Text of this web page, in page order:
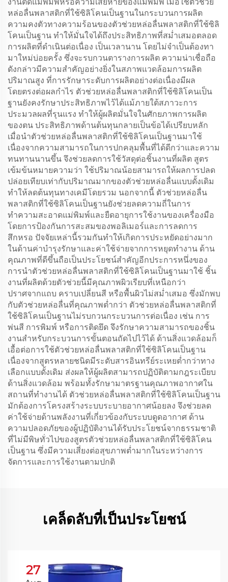
หล่อลื่นพลาสติกที่ใช้ซิลิโคนเป็นฐานในกระบวนการผลิต
ความคงตัวทางความร้อนของตัวช่วยหล่อลื่นพลาสติกที่ใช้ซิลิ
โคนเป็นฐาน ทำให้มั่นใจได้ถึงประสิทธิภาพที่สม่ำเสมอตลอด
การผลิตที่ดำเนินต่อเนื่อง เป็นเวลานาน โดยไม่จำเป็นต้องทา
มาใหม่บ่อยครั้ง ซึ่งจะรบกวนตารางการผลิต ความน่าเชื่อถือ
ดังกล่าวมีความสำคัญอย่างยิ่งในสภาพแวดล้อมการผลิต
ปริมาณสูง ที่การรักษาระดับการผลิตอย่างต่อเนื่องมีผล
โดยตรงต่อผลกำไร ตัวช่วยหล่อลื่นพลาสติกที่ใช้ซิลิโคนเป็น
ฐานยังคงรักษาประสิทธิภาพไว้ได้แม้ภายใต้สภาวะการ
ประมวลผลที่รุนแรง ทำให้ผู้ผลิตมั่นใจในศักยภาพการผลิต
ของตน ประสิทธิภาพด้านต้นทุนกลายเป็นข้อได้เปรียบหลัก
เมื่อนำตัวช่วยหล่อลื่นพลาสติกที่ใช้ซิลิโคนเป็นฐานมาใช้
เนื่องจากความสามารถในการปกคลุมพื้นที่ได้ดีกว่าและความ
ทนทานนานขึ้น จึงช่วยลดการใช้วัสดุต่อชิ้นงานที่ผลิต สูตร
เข้มข้นหมายความว่า ใช้ปริมาณน้อยสามารถให้ผลการปลด
ปล่อยเทียบเท่ากับปริมาณมากของตัวช่วยหล่อลื่นแบบดั้งเดิม
ทำให้ลดต้นทุนทางเคมีโดยรวม นอกจากนี้ ตัวช่วยหล่อลื่น
พลาสติกที่ใช้ซิลิโคนเป็นฐานยังช่วยลดความถี่ในการ
ทำความสะอาดแม่พิมพ์และยืดอายุการใช้งานของเครื่องมือ
โดยการป้องกันการสะสมของพอลิเมอร์และการลดการ
สึกหรอ ปัจจัยเหล่านี้รวมกันทำให้เกิดการประหยัดอย่างมาก
ในด้านค่าบำรุงรักษาและค่าใช้จ่ายจากการหยุดทำงาน ด้าน
คุณภาพที่ดีขึ้นถือเป็นประโยชน์สำคัญอีกประการหนึ่งของ
การนำตัวช่วยหล่อลื่นพลาสติกที่ใช้ซิลิโคนเป็นฐานมาใช้ ชิ้น
งานที่ผลิตด้วยตัวช่วยนี้มีคุณภาพผิวเรียบที่เหนือกว่า
ปราศจากแถบ คราบเปลี่ยนสี หรือพื้นผิวไม่สม่ำเสมอ ซึ่งมักพบ
กับตัวช่วยหล่อลื่นที่คุณภาพต่ำกว่า ตัวช่วยหล่อลื่นพลาสติกที่
ใช้ซิลิโคนเป็นฐานไม่รบกวนกระบวนการต่อเนื่อง เช่น การ
พ่นสี การพิมพ์ หรือการติดยึด จึงรักษาความสามารถของชิ้น
งานสำหรับกระบวนการขั้นตอนถัดไปไว้ได้ ด้านสิ่งแวดล้อมก็
เอื้อต่อการใช้ตัวช่วยหล่อลื่นพลาสติกที่ใช้ซิลิโคนเป็นฐาน
เนื่องจากสูตรหลายชนิดมีระดับสารอินทรีย์ระเหยต่ำกว่าทาง
เลือกแบบดั้งเดิม ส่งผลให้ผู้ผลิตสามารถปฏิบัติตามกฎระเบียบ
ด้านสิ่งแวดล้อม พร้อมทั้งรักษามาตรฐานคุณภาพอากาศใน
สถานที่ทำงานได้ ตัวช่วยหล่อลื่นพลาสติกที่ใช้ซิลิโคนเป็นฐาน
มักต้องการโครงสร้างระบบระบายอากาศน้อยลง จึงช่วยลด
ค่าใช้จ่ายด้านพลังงานที่เกี่ยวข้องกับระบบดูดอากาศ ด้าน
ความปลอดภัยของผู้ปฏิบัติงานได้รับประโยชน์จากธรรมชาติ
ที่ไม่มีพิษทั่วไปของสูตรตัวช่วยหล่อลื่นพลาสติกที่ใช้ซิลิโคน
เป็นฐาน ซึ่งมีความเสี่ยงต่อสุขภาพต่ำมากในระหว่างการ
จัดการและการใช้งานตามปกติ
เคล็ดลับที่เป็นประโยชน์
27